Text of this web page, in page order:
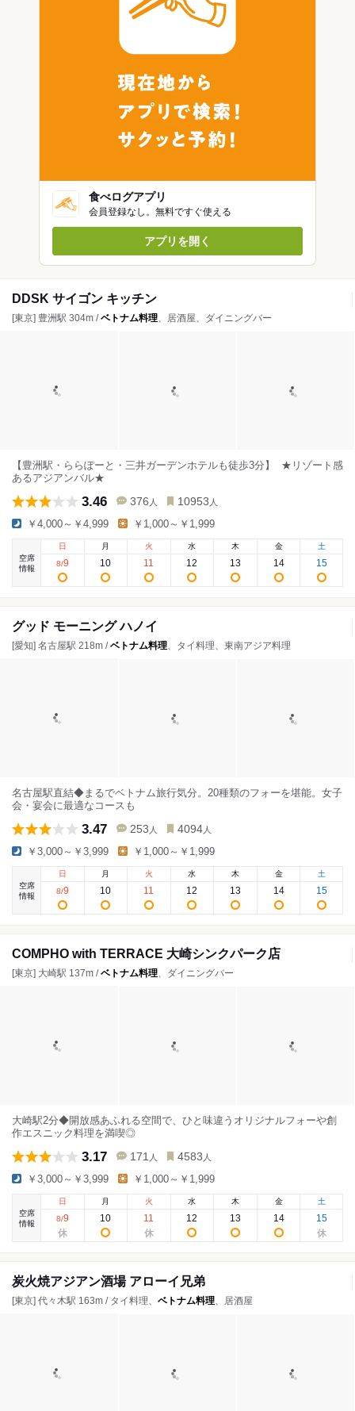
食べログアプリ
会員登録なし。無料ですぐ使える
アプリを開く
DDSK サイゴン キッチン
[東京] 豊洲駅 304m /ベトナム料理、居酒屋、ダイニングバー
【豊洲駅・ららぽーと・三井ガーデンホテルも徒歩3分】 ★リゾート感
あるアジアンバル★
3.46 376 人 10953 人
￥4,000～￥4,999 ￥1,000～￥1,999
空席
情報
日
8/9
月
10
火
11
水
12
木
13
金
14
土
15
グッド モーニング ハノイ
[愛知] 名古屋駅 218m /ベトナム料理、タイ料理、東南アジア料理
名古屋駅直結◆まるでベトナム旅行気分。20種類のフォーを堪能。女子
会・宴会に最適なコースも
3.47 253 人 4094 人
￥3,000～￥3,999 ￥1,000～￥1,999
空席
情報
日
8/9
月
10
火
11
水
12
木
13
金
14
土
15
COMPHO with TERRACE 大崎シンクパーク店
[東京] 大崎駅 137m /ベトナム料理、ダイニングバー
大崎駅2分◆開放感あふれる空間で、ひと味違うオリジナルフォーや創
作エスニック料理を満喫◎
3.17 171 人 4583 人
￥3,000～￥3,999 ￥1,000～￥1,999
空席
情報
日
8/9
月
10
火
11
水
12
木
13
金
14
土
15
炭火焼アジアン酒場 アローイ兄弟
[東京] 代々木駅 163m / タイ料理、 ベトナム料理、居酒屋